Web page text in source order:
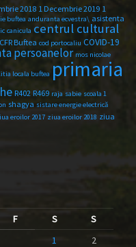
2018 1 Decembrie 2019 1
buftea anduranta ecvestra\ asistenta
canicula centrul cultural
CFR Buftea cod portocaliu COVID-19
persoanelor mos nicolae
locala buftea primaria
R402 R469 raja sabie scoala 1
shagya sistare energie electrică
eroilor 2017 ziua eroilor 2018 ziua
F S
S
1
2